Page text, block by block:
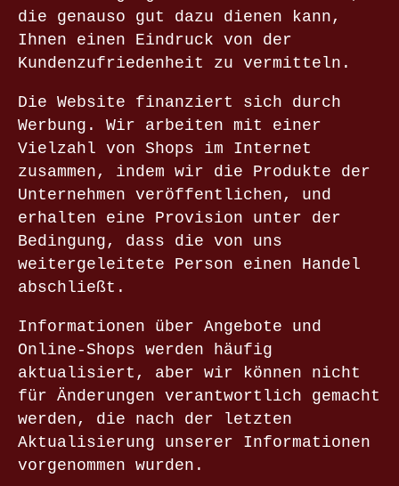
die genauso gut dazu dienen kann,
Ihnen einen Eindruck von der
Kundenzufriedenheit zu vermitteln.
Die Website finanziert sich durch
Werbung. Wir arbeiten mit einer
Vielzahl von Shops im Internet
zusammen, indem wir die Produkte der
Unternehmen veröffentlichen, und
erhalten eine Provision unter der
Bedingung, dass die von uns
weitergeleitete Person einen Handel
abschließt.
Informationen über Angebote und
Online-Shops werden häufig
aktualisiert, aber wir können nicht
für Änderungen verantwortlich gemacht
werden, die nach der letzten
Aktualisierung unserer Informationen
vorgenommen wurden.